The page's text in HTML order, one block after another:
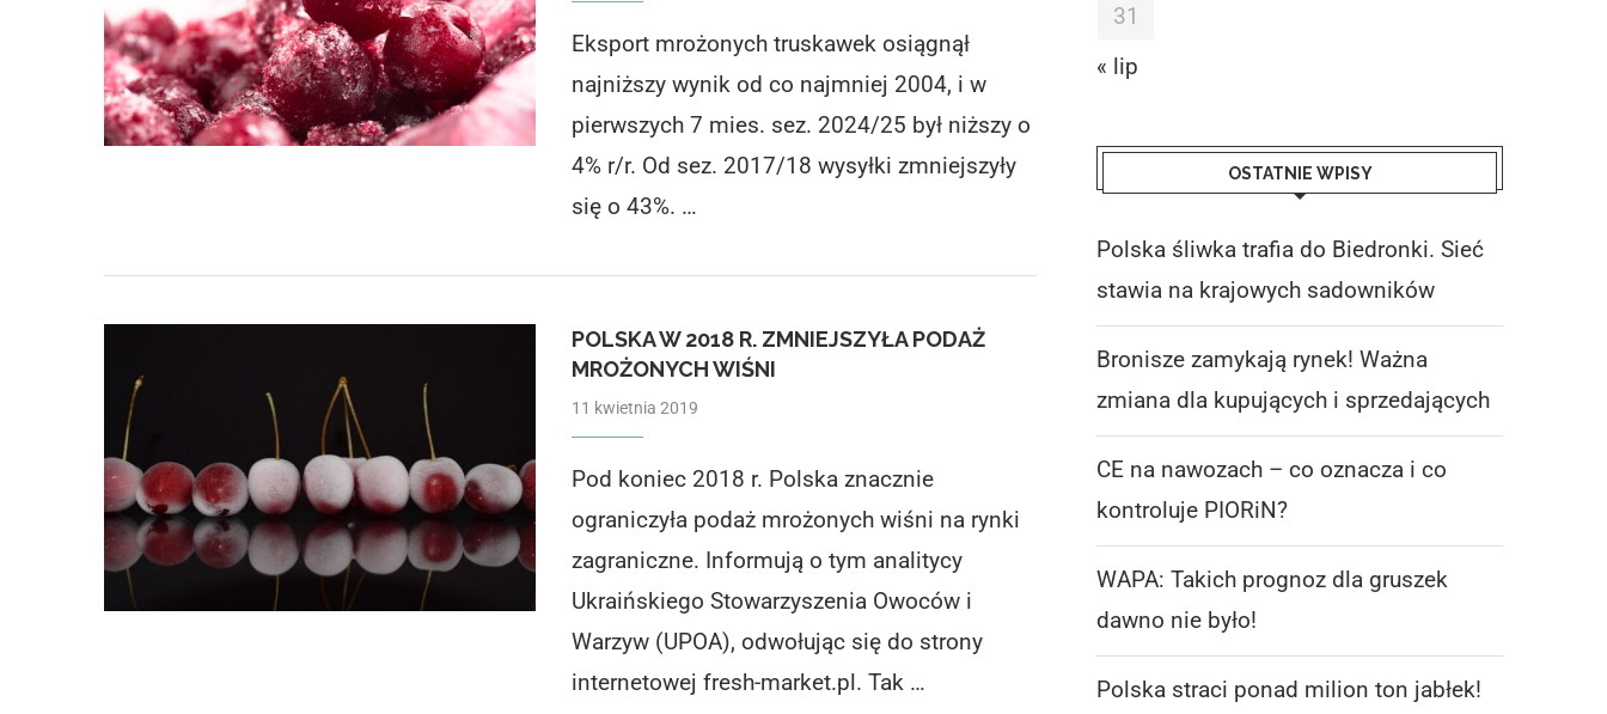
Eksport mrożonych truskawek osiągnął
najniższy wynik od co najmniej 2004, i w
pierwszych 7 mies. sez. 2024/25 był niższy o
4% r/r. Od sez. 2017/18 wysyłki zmniejszyły
się o 43%. …
POLSKA W 2018 R. ZMNIEJSZYŁA PODAŻ
MROŻONYCH WIŚNI
11 kwietnia 2019
Pod koniec 2018 r. Polska znacznie
ograniczyła podaż mrożonych wiśni na rynki
zagraniczne. Informują o tym analitycy
Ukraińskiego Stowarzyszenia Owoców i
Warzyw (UPOA), odwołując się do strony
internetowej fresh-market.pl. Tak …
31
« lip
OSTATNIE WPISY
Polska śliwka trafia do Biedronki. Sieć
stawia na krajowych sadowników
Bronisze zamykają rynek! Ważna
zmiana dla kupujących i sprzedających
CE na nawozach – co oznacza i co
kontroluje PIORiN?
WAPA: Takich prognoz dla gruszek
dawno nie było!
Polska straci ponad milion ton jabłek!